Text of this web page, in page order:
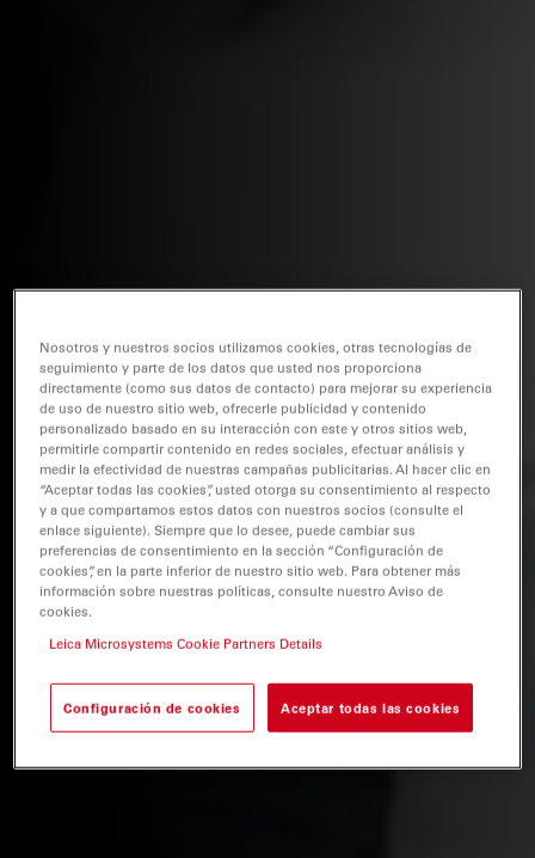
Nosotros y nuestros socios utilizamos cookies, otras tecnologías de
seguimiento y parte de los datos que usted nos proporciona
directamente (como sus datos de contacto) para mejorar su experiencia
de uso de nuestro sitio web, ofrecerle publicidad y contenido
personalizado basado en su interacción con este y otros sitios web,
permitirle compartir contenido en redes sociales, efectuar análisis y
medir la efectividad de nuestras campañas publicitarias. Al hacer clic en
“Aceptar todas las cookies”, usted otorga su consentimiento al respecto
y a que compartamos estos datos con nuestros socios (consulte el
enlace siguiente). Siempre que lo desee, puede cambiar sus
preferencias de consentimiento en la sección “Configuración de
cookies”, en la parte inferior de nuestro sitio web. Para obtener más
información sobre nuestras políticas, consulte nuestro Aviso de
cookies.
Leica Microsystems Cookie Partners Details
Configuración de cookies Aceptar todas las cookies